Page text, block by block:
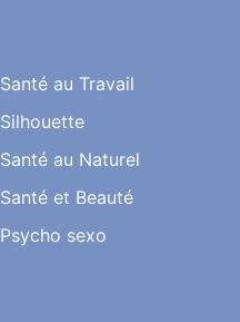
Santé au Travail
Silhouette
Santé au Naturel
Santé et Beauté
Psycho sexo